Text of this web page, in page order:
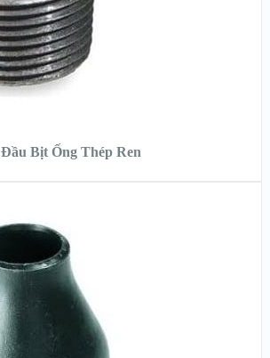
Đầu Bịt Ống Thép Ren
XEM NHANH
XEM CHI TIẾT